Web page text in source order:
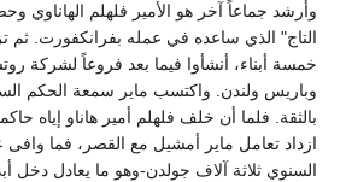
وأرشد جماعاً آخر هو الأمير فلهلم
خمسة أبناء، أنشأوا فيما بعد فروعاً لشركة
وباريس ولندن. واكتسب ماير سمعة الحكم
بالثقة. فلما أن خلف فلهلم أمير هاناو إياه
السنوي ثلاثة آلاف جولدن-وهو ما يعادل دخل